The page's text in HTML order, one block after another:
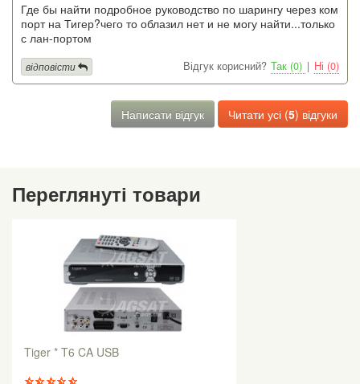
Где бы найти подробное руководство по шарингу через ком
порт на Тигер?чего то облазил нет и не могу найти...только
с лан-портом
Відгук корисний? Так (0) | Ні (0)
відповісти
Написати відгук Читати усі (5) відгуки
Переглянуті товари
Tiger * T6 CA USB